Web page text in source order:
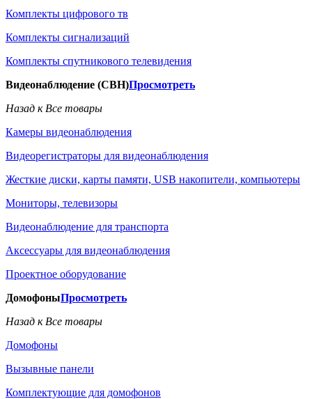
Комплекты цифрового тв
Комплекты сигнализаций
Комплекты спутникового телевидения
Видеонаблюдение (СВН)Просмотреть
Назад к Все товары
Камеры видеонаблюдения
Видеорегистраторы для видеонаблюдения
Жесткие диски, карты памяти, USB накопители, компьютеры
Мониторы, телевизоры
Видеонаблюдение для транспорта
Аксессуары для видеонаблюдения
Проектное оборудование
ДомофоныПросмотреть
Назад к Все товары
Домофоны
Вызывные панели
Комплектующие для домофонов